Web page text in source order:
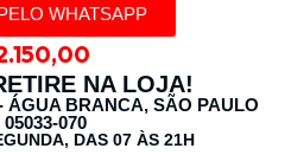
WHATSAPP
NA LOJA!
ÁGUA BRANCA, SÃO PAULO
05033-070
DAS 07 ÀS 21H